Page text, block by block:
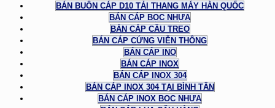
BÁN BUÔN CÁP D10 TẢI THANG MÁY HÀN QUỐC
BÁN CÁP BỌC NHỰA
BÁN CÁP CẦU TREO
BÁN CÁP CỨNG VIỄN THÔNG
BÁN CÁP INO
BÁN CÁP INOX
BÁN CÁP INOX 304
BÁN CÁP INOX 304 TẠI BÌNH TÂN
BÁN CÁP INOX BỌC NHỰA